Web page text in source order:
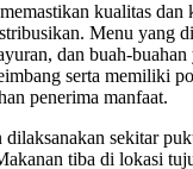
kualitas dan
Menu yang
dan buah-
serta memiliki
penerima manfaat.
dilaksanakan sekitar
tiba di lokasi